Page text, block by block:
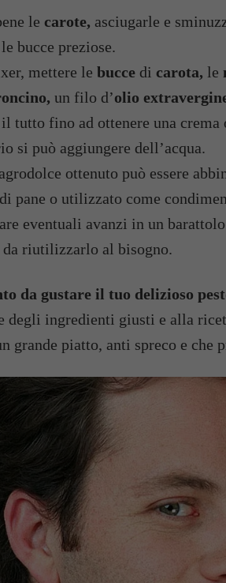
le carote, asciugarle e
bucce preziose.
mettere le bucce di carota, le
un filo d’olio
tutto fino ad ottenere una crema
si può aggiungere dell’acqua.
ottenuto può essere
pane o utilizzato come
eventuali avanzi in un
da riutilizzarlo al bisogno.
da gustare il tuo delizioso
degli ingredienti giusti e alla
grande piatto, anti spreco e